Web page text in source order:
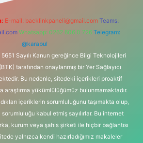
E-mail: backlinkpaneli@gmail.com Teams:
Whatsapp: 0262 606 0 726 Telegram:
@karabul
Sayılı Kanun gereğince Bilgi Teknolojileri
tarafından onaylanmış bir Yer Sağlayıcı
Bu nedenle, sitedeki içerikleri proaktif
araştırma yükümlülüğümüz bulunmamaktadır.
içeriklerin sorumluluğunu taşımakta olup,
kabul etmiş sayılırlar. Bu internet
kurum veya şahıs şirketi ile hiçbir bağlantısı
yalnızca kendi hazırladığımız makaleler